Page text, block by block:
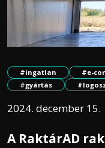
#ingatlan #e-
#gyártás
2024. december 15.
A RaktárAD